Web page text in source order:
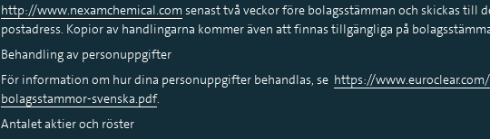
http://www.nexamchemical.com senast två veckor före bolagsstämman och skickas till
postadress. Kopior av handlingarna kommer även att finnas tillgängliga på
Behandling av personuppgifter
För information om hur dina personuppgifter behandlas, se https://
bolagsstammor-svenska.pdf.
Antalet aktier och röster